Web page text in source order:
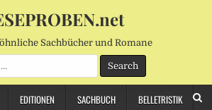
Sachbücher und Romane
EDITIONEN SACHBUCH BELLETRISTIK